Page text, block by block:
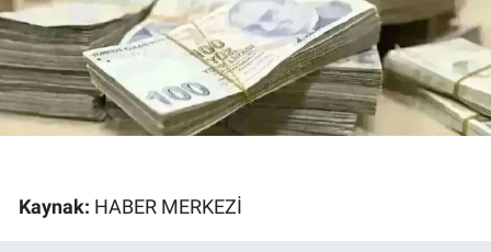
Kaynak: HABER MERKEZİ
Forum
Gerçeğin İzinde
Gün Bitiyor